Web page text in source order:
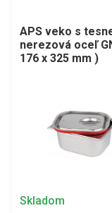
APS veko s
nerezová oceľ
176 x 325 mm )
Skladom